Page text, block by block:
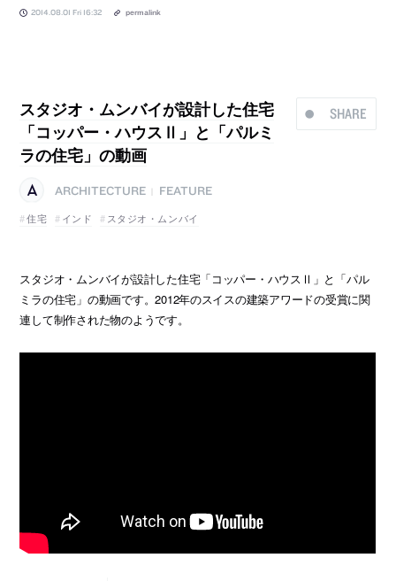
2014.08.01 Fri 16:32 permalink
SHARE
スタジオ・ムンバイが設計した住宅
「コッパー・ハウスⅡ」と「パルミ
ラの住宅」の動画
ARCHITECTURE
FEATURE
住宅
インド スタジオ・ムンバイ
スタジオ・ムンバイが設計した住宅「コッパー・ハウスⅡ」と「パル
ミラの住宅」の動画です。2012年のスイスの建築アワードの受賞に関
連して制作された物のようです。